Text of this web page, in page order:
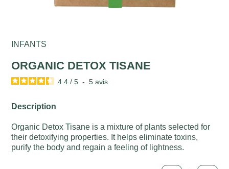
INFANTS
ORGANIC DETOX TISANE
4.4 / 5 - 5avis
Description
Organic Detox Tisane is a mixture of plants selected for
their detoxifying properties. It helps eliminate toxins,
purify the body and regain a feeling of lightness.